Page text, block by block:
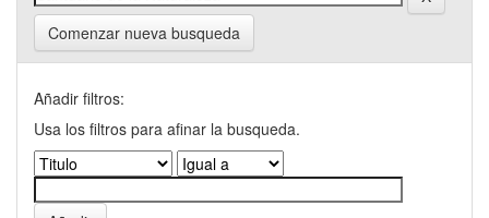
Comenzar nueva busqueda
Añadir filtros:
Usa los filtros para afinar la busqueda.